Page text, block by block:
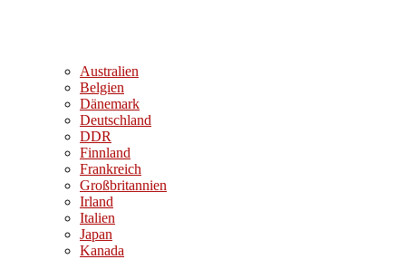
Australien
Belgien
Dänemark
Deutschland
DDR
Finnland
Frankreich
Großbritannien
Irland
Italien
Japan
Kanada